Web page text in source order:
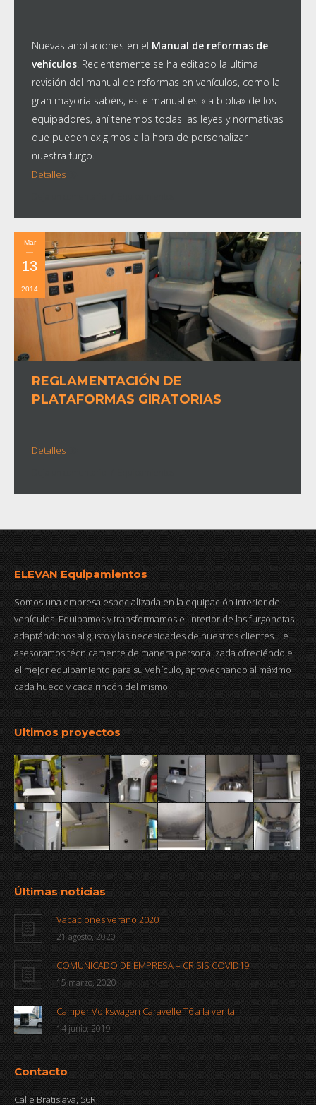
Nuevas anotaciones en el Manual de reformas de
vehículos. Recientemente se ha editado la ultima
revisión del manual de reformas en vehículos, como la
gran mayoría sabéis, este manual es «la biblia» de los
equipadores, ahí tenemos todas las leyes y normativas
que pueden exigirnos a la hora de personalizar
nuestra furgo.
Detalles
Mar
13
2014
REGLAMENTACIÓN DE
PLATAFORMAS GIRATORIAS
Detalles
ELEVAN Equipamientos
Somos una empresa especializada en la equipación interior de
vehículos. Equipamos y transformamos el interior de las furgonetas
adaptándonos al gusto y las necesidades de nuestros clientes. Le
asesoramos técnicamente de manera personalizada ofreciéndole
el mejor equipamiento para su vehículo, aprovechando al máximo
cada hueco y cada rincón del mismo.
Ultimos proyectos
Últimas noticias
Vacaciones verano 2020
21 agosto, 2020
COMUNICADO DE EMPRESA – CRISIS COVID19
15 marzo, 2020
Camper Volkswagen Caravelle T6 a la venta
14 junio, 2019
Contacto
Calle Bratislava, 56R,